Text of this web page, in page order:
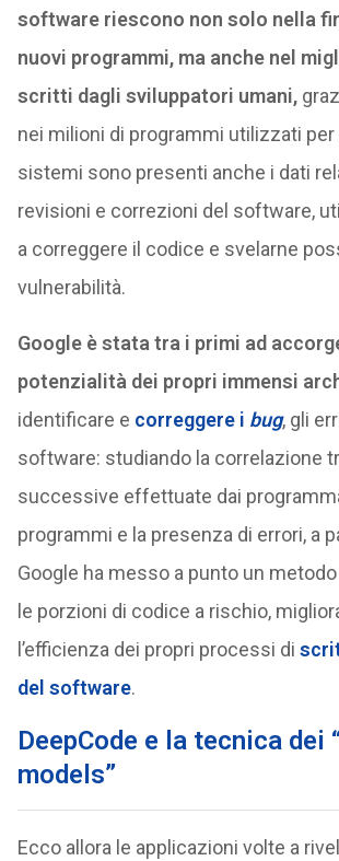
software riescono non solo nella
nuovi programmi, ma anche nel
scritti dagli sviluppatori umani,
nei milioni di programmi utilizzati per
sistemi sono presenti anche i dati
revisioni e correzioni del software,
a correggere il codice e svelarne
vulnerabilità.
Google è stata tra i primi ad
potenzialità dei propri immensi
identificare e correggere i bug, gli
software: studiando la correlazione
successive effettuate dai
programmi e la presenza di errori, a
Google ha messo a punto un
le porzioni di codice a rischio,
l’efficienza dei propri processi di
del software.
DeepCode e la tecnica dei
models”
Ecco allora le applicazioni volte a